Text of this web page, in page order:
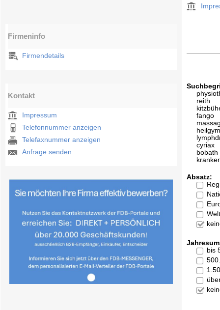
Firmeninfo
Firmendetails
Kontakt
Impressum
Telefonnummer anzeigen
Telefaxnummer anzeigen
Anfrage senden
reith
fango
cyriax
bobath
Absatz:
bis